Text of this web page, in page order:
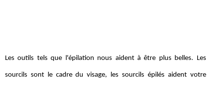
Les outils tels que l'épilation nous aident à être plus belles. Les
sourcils sont le cadre du visage, les sourcils épilés aident votre